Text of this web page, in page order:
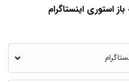
استوری اینستاگرام